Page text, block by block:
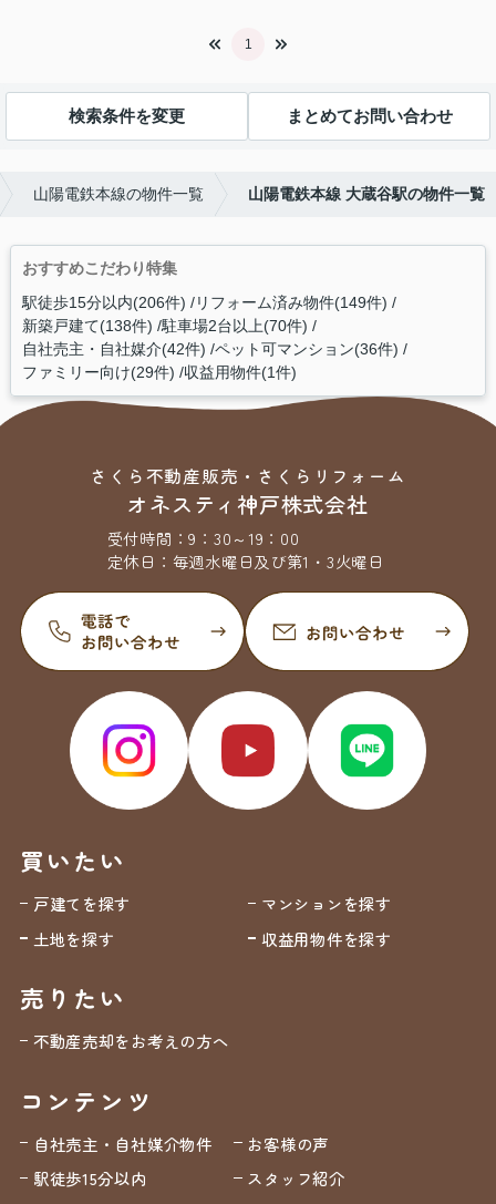
1
検索条件を変更 まとめてお問い合わせ
山陽電鉄本線の物件一覧 山陽電鉄本線 大蔵谷駅の物件一覧
おすすめこだわり特集
駅徒歩15分以内(206件) リフォーム済み物件(149件)
新築戸建て(138件) 駐車場2台以上(70件)
自社売主・自社媒介(42件) ペット可マンション(36件)
ファミリー向け(29件) 収益用物件(1件)
さくら不動産販売・さくらリフォーム
オネスティ神戸株式会社
受付時間：9：30～19：00
定休日： 毎週水曜日及び第1・3火曜日
買いたい
戸建てを探す
マンションを探す
土地を探す
収益用物件を探す
売りたい
不動産売却をお考えの方へ
コンテンツ
自社売主・自社媒介物件
駅徒歩15分以内
お客様の声
スタッフ紹介